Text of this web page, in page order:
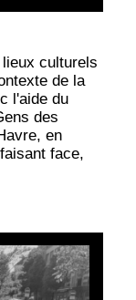
lieux culturels
de la
l'aide du
des
en
face,